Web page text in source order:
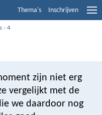
Thema's Inschrijven
›4
zijn niet erg
vergelijkt met de
we daardoor nog